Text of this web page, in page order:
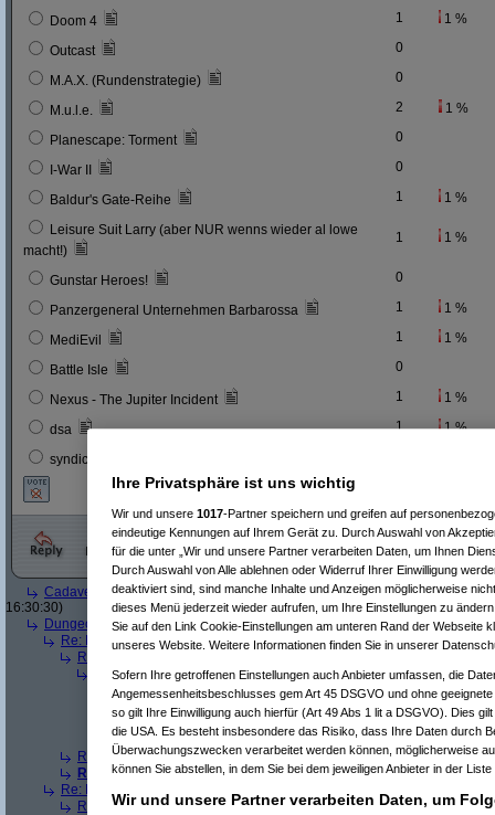
Doom 4 1 1 %
Outcast 0
M.A.X. (Rundenstrategie) 0
M.u.l.e. 2 1 %
Planescape: Torment 0
I-War II 0
Baldur's Gate-Reihe 1 1 %
Leisure Suit Larry (aber NUR wenns wieder al lowe
macht!)
1 1 %
Gunstar Heroes! 0
Panzergeneral Unternehmen Barbarossa 1 1 %
MediEvil 1 1 %
Battle Isle 0
Nexus - The Jupiter Incident 1 1 %
dsa 1 1 %
syndicate /wars - bullfrog
Cadaver 2 (Cadaver 1991, Bitmap Brothers Amiga, Atari ST, MS-DOS)(
16:30:30)
Dungeon Keeper (Bullfrog)(Mr Lam 19.07.2005, 16:40:21)
Re: Dungeon Keeper (Bullfrog)(Sondierungsgehilfeam 19.07.2005,
Re(2): Dungeon Keeper (Bullfrog)
Re(3): Dungeon Keeper (Bullfrog)(mb_82am 20.07.2005,
Re(4): Dungeon Keeper (Bullfrog)(Mr Lam 20.07.2005,
Re(5): Dungeon Keeper (Bullfrog)( mb_82 am 20.07.2005,
Re(6): Dungeon Keeper (Bullfrog)
Mr L
am 20.07.2005,
Re(7): Dungeon Keeper (Bullfrog)(mb_82am
Re(2): Dungeon Keeper (Bullfrog)(Lina Inverseam 21.07.2005,
Re(2): Dungeon Keeper (Bullfrog) (ashley77am 22.07.2005,
Re: Dungeon Keeper (Bullfrog)
Re(2): Dungeon Keeper (Bullfrog)(Sondierungsgehilfeam
Ihre Privatsphäre ist uns wichtig
Wir und unsere 1017-Partner speichern und greifen auf
eindeutige Kennungen auf Ihrem Gerät zu. Durch Auswahl von
für die unter „Wir und unsere Partner verarbeiten Daten, um Ihnen
Durch Auswahl von Alle ablehnen oder Widerruf Ihrer Einwilligung
deaktiviert sind, sind manche Inhalte und Anzeigen möglicherweise
dieses Menü jederzeit wieder aufrufen, um Ihre Einstellungen zu
Sie auf den Link Cookie-Einstellungen am unteren Rand der Webseite
unseres Website. Weitere Informationen finden Sie in unserer
Sofern Ihre getroffenen Einstellungen auch Anbieter umfassen, die
Angemessenheitsbeschlusses gem Art 45 DSGVO und ohne
so gilt Ihre Einwilligung auch hierfür (Art 49 Abs 1 lit a DSGVO). Dies
die USA. Es besteht insbesondere das Risiko, dass Ihre Daten durch
Überwachungszwecken verarbeitet werden können, möglicherweise
können Sie abstellen, in dem Sie bei dem jeweiligen Anbieter in der
Wir und unsere Partner verarbeiten Daten, um